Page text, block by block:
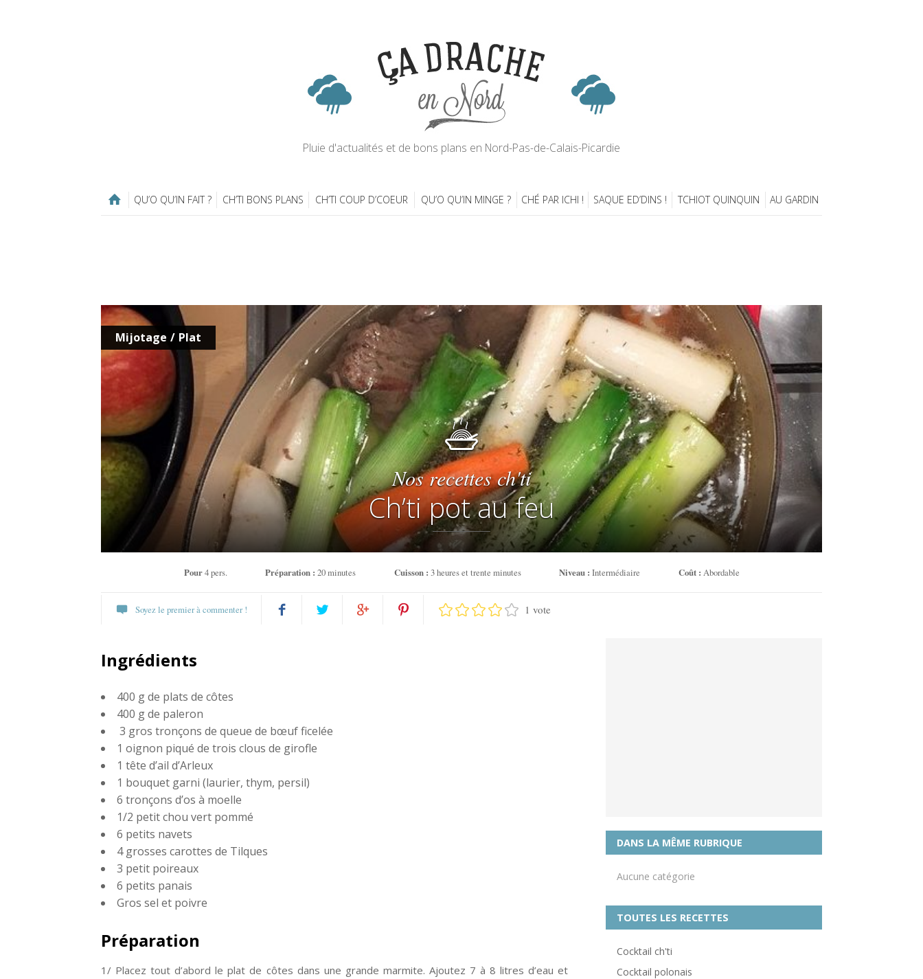
Pluie d'actualités et de bons plans en Nord-Pas-de-Calais-Picardie
QU’O QU’IN FAIT ? CH’TI BONS PLANS CH’TI COUP D’COEUR QU’O QU’IN MINGE ? CHÉ PAR ICHI ! SAQUE ED’DINS ! TCHIOT QUINQUIN AU GARDIN
Mijotage / Plat
Nos recettes ch'ti
Ch’ti pot au feu
Pour4 pers. Préparation : 20 minutes Cuisson : 3 heures et trente minutes Niveau : Intermédiaire Coût : Abordable
Soyez le premier à commenter ! 1 vote
Ingrédients
400 g de plats de côtes
400 g de paleron
3 gros tronçons de queue de bœuf ficelée
1 oignon piqué de trois clous de girofle
1 tête d’ail d’Arleux
1 bouquet garni (laurier, thym, persil)
6 tronçons d’os à moelle
1/2 petit chou vert pommé
6 petits navets
4 grosses carottes de Tilques
3 petit poireaux
6 petits panais
Gros sel et poivre
Préparation
1/ Placez tout d’abord le plat de côtes dans une grande marmite. Ajoutez 7 à 8 litres d’eau et
DANS LA MÊME RUBRIQUE
Aucune catégorie
TOUTES LES RECETTES
Cocktail ch'ti
Cocktail polonais